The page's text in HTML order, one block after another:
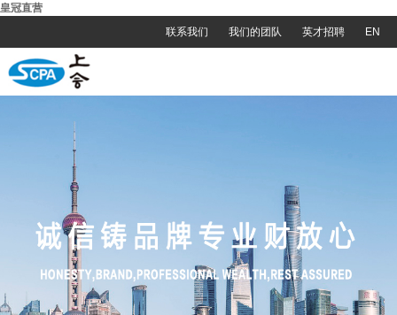
皇冠直营
联系我们
我们的团队 英才招聘 EN